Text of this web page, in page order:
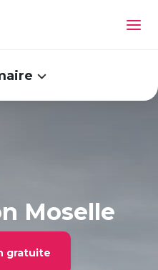
Moselle
gratuite
cela se passe-
vous avez à y
un expert en